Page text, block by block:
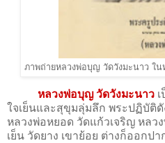
ภาพถ่ายหลวงพ่อบุญ วัดวังมะนาว ใ
หลวงพ่อบุญ วัดวังมะนาว
ใจเย็นและสุขุมลุ่มลึก พระปฏิบัติ
หลวงพ่อหยอด วัดแก้วเจริญ หลว
เย็น วัดยาง เขาย้อย ต่างก็ออกป